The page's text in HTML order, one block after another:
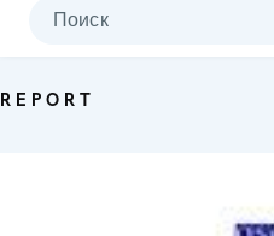
Поиск
REPORT